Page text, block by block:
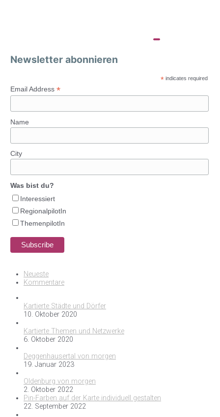
Newsletter abonnieren
* indicates required
Email Address *
Name
City
Was bist du?
Interessiert
RegionalpilotIn
ThemenpilotIn
Neueste
Kommentare
Kartierte Städte und Dörfer
10. Oktober 2020
Kartierte Themen und Netzwerke
6. Oktober 2020
Deggenhausertal von morgen
19. Januar 2023
Oldenburg von morgen
2. Oktober 2022
Pin-Farben auf der Karte individuell gestalten
22. September 2022